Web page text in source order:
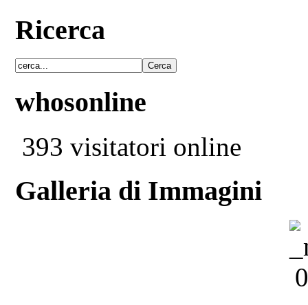
Ricerca
whosonline
393 visitatori online
Galleria di Immagini